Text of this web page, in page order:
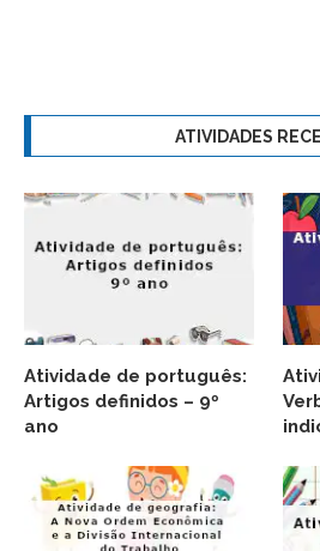
ATIVIDADES
Atividade de português:
Artigos definidos – 9º
ano